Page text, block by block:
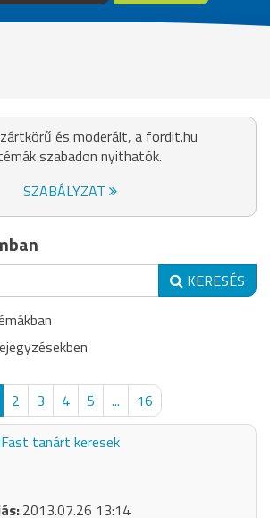
és moderált, a fordit.hu
szabadon nyithatók.
SZABÁLYZAT
KERESÉS
2 3 4 5 ...
16
tanárt keresek
2013.07.26 13:14